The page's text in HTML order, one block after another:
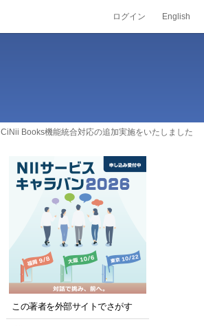
ログイン English
CiNii Books機能統合対応の追加実施をいたしました
この著者を外部サイトでさがす